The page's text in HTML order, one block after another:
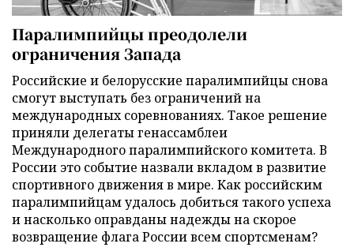
Паралимпийцы преодолели
ограничения Запада
Российские и белорусские паралимпийцы снова
смогут выступать без ограничений на
международных соревнованиях. Такое решение
приняли делегаты генассамблеи
Международного паралимпийского комитета. В
России это событие назвали вкладом в развитие
спортивного движения в мире. Как российским
паралимпийцам удалось добиться такого успеха
и насколько оправданы надежды на скорое
возвращение флага России всем спортсменам?